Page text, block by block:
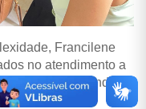
Francilene
no atendimento a
destacando o